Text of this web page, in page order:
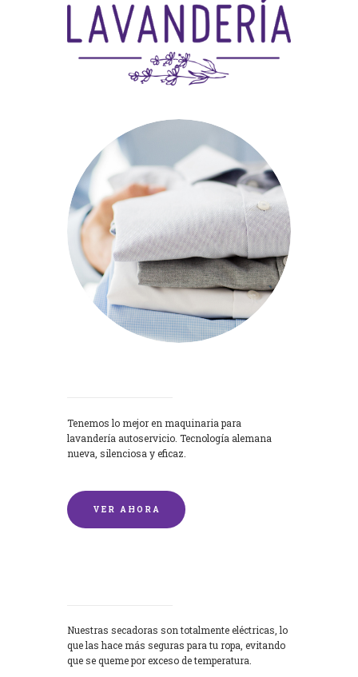
Tenemos lo mejor en maquinaria para
lavandería autoservicio. Tecnología alemana
nueva, silenciosa y eficaz.
VER AHORA
Nuestras secadoras son totalmente eléctricas, lo
que las hace más seguras para tu ropa, evitando
que se queme por exceso de temperatura.